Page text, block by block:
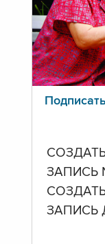
ЗАПИСЬ
ЗАПИСЬ